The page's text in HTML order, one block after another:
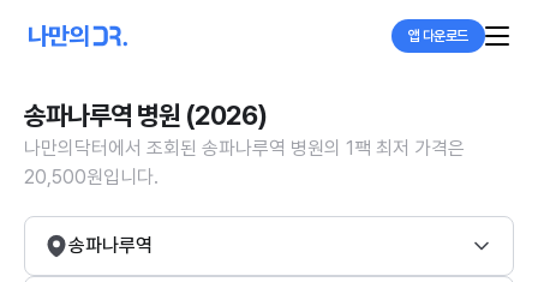
앱 다운로드
송파나루역 병원 (2026)
나만의닥터에서 조회된 송파나루역 병원의 1팩 최저 가격은
20,500원입니다.
송파나루역